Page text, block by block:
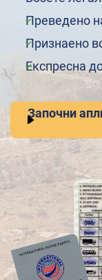
Преведено
Признаено
Експресна
Започни